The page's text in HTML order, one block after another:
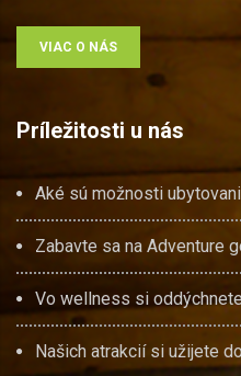
VIAC O NÁS
Príležitosti u nás
Aké sú možnosti
Zabavte sa na Adventure
Vo wellness si
Našich atrakcií si užijete